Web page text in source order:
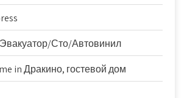
Эвакуатор/Сто/Автовинил
in Дракино, гостевой дом